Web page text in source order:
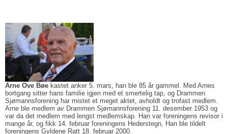
Arne Ove Bøe kastet anker 5. mars, han ble 85 år gammel. Med Arnes
bortgang sitter hans familie igjen med et smertelig tap, og Drammen
Sjømannsforening har mistet et meget aktet, avholdt og trofast medlem.
Arne ble medlem av Drammen Sjømannsforening 11. desember 1953 og
var da det medlem med lengst medlemskap. Han var foreningens revisor i
mange år, og fikk 14. februar foreningens Hederstegn, Han ble tildelt
foreningens Gyldene Ratt 18. februar 2000.